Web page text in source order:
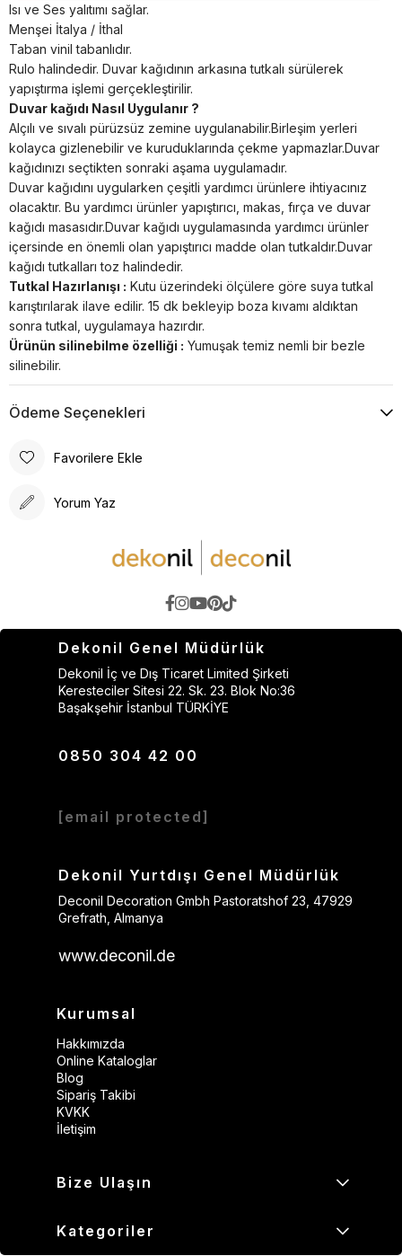
Isı ve Ses yalıtımı sağlar.
Menşei İtalya / İthal
Taban vinil tabanlıdır.
Rulo halindedir. Duvar kağıdının arkasına tutkalı sürülerek
yapıştırma işlemi gerçekleştirilir.
Duvar kağıdı Nasıl Uygulanır ?
Alçılı ve sıvalı pürüzsüz zemine uygulanabilir.Birleşim yerleri
kolayca gizlenebilir ve kuruduklarında çekme yapmazlar.Duvar
kağıdınızı seçtikten sonraki aşama uygulamadır.
Duvar kağıdını uygularken çeşitli yardımcı ürünlere ihtiyacınız
olacaktır. Bu yardımcı ürünler yapıştırıcı, makas, fırça ve duvar
kağıdı masasıdır.Duvar kağıdı uygulamasında yardımcı ürünler
içersinde en önemli olan yapıştırıcı madde olan tutkaldır.Duvar
kağıdı tutkalları toz halindedir.
Tutkal Hazırlanışı : Kutu üzerindeki ölçülere göre suya tutkal
karıştırılarak ilave edilir. 15 dk bekleyip boza kıvamı aldıktan
sonra tutkal, uygulamaya hazırdır.
Ürünün silinebilme özelliği : Yumuşak temiz nemli bir bezle
silinebilir.
Ödeme Seçenekleri
Favorilere Ekle
Yorum Yaz
Dekonil Genel Müdürlük
Dekonil İç ve Dış Ticaret Limited Şirketi
Keresteciler Sitesi 22. Sk. 23. Blok No:36
Başakşehir İstanbul TÜRKİYE
0850 304 42 00
[email protected]
Dekonil Yurtdışı Genel Müdürlük
Deconil Decoration Gmbh Pastoratshof 23, 47929
Grefrath, Almanya
www.deconil.de
Kurumsal
Hakkımızda
Online Kataloglar
Blog
Sipariş Takibi
KVKK
İletişim
Bize Ulaşın
Kategoriler